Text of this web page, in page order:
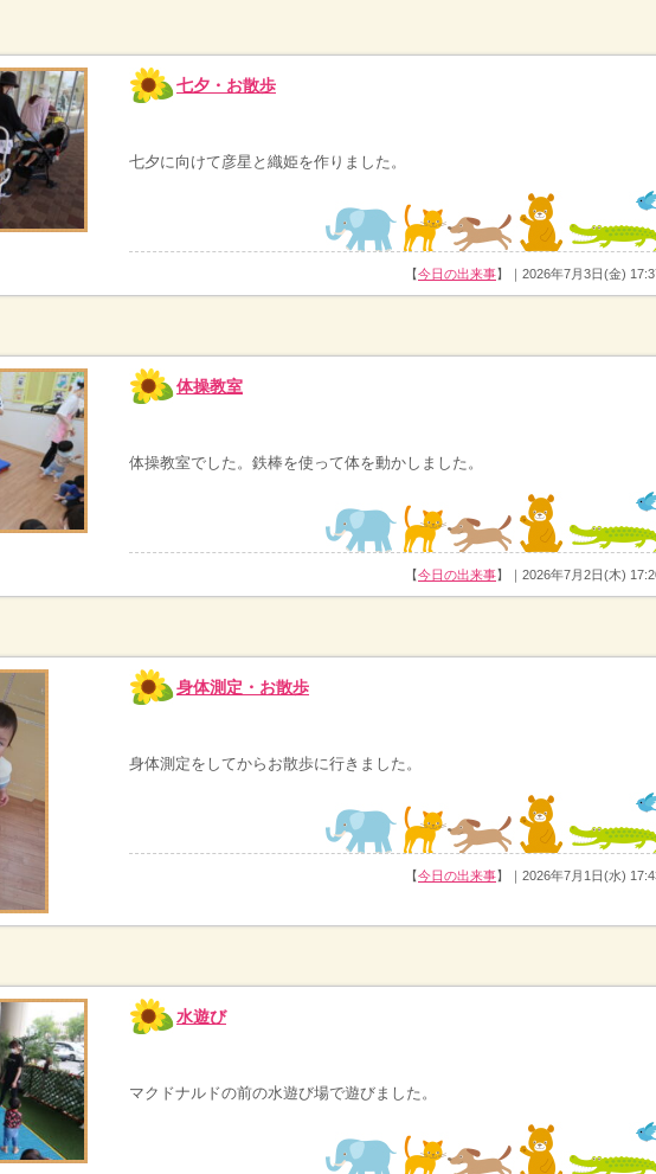
七夕・お散歩
七夕に向けて彦星と織姫を作りました。
【今日の出来事】｜2026年7月3日(金)
体操教室
体操教室でした。鉄棒を使って体を動かしました。
【今日の出来事】｜2026年7月2日(木)
身体測定・お散歩
身体測定をしてからお散歩に行きました。
【今日の出来事】｜2026年7月1日(水)
水遊び
マクドナルドの前の水遊び場で遊びました。